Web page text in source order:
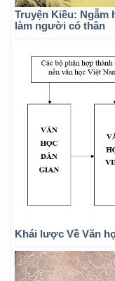
Truyện Kiều: Ngẫm
làm người có thân
Khái lược Về Văn